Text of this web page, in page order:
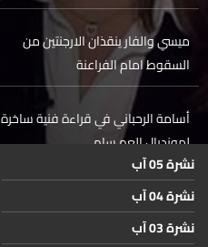
ميسي والفار ينقذان الارجنتين من
السقوط امام الفراعنة
أسامة الرحباني في قراءة فنية ساخرة
لمونديال العم سام
بعد خروج مصر... اليكم جدول مباريات
ربع نهائي كأس العالم 2026
نشرة 05 آب
نشرة 04 آب
نشرة 03 آب